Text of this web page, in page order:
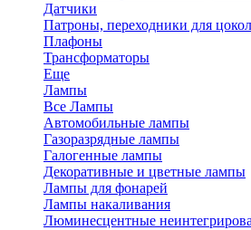
Датчики
Патроны, переходники для
Плафоны
Трансформаторы
Еще
Лампы
Все Лампы
Автомобильные лампы
Газоразрядные лампы
Галогенные лампы
Декоративные и цветные лампы
Лампы для фонарей
Лампы накаливания
Люминесцентные